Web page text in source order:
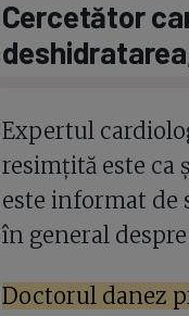
Cercetător
Expertul
resimțită este ca
este informat de
în general
Doctorul danez